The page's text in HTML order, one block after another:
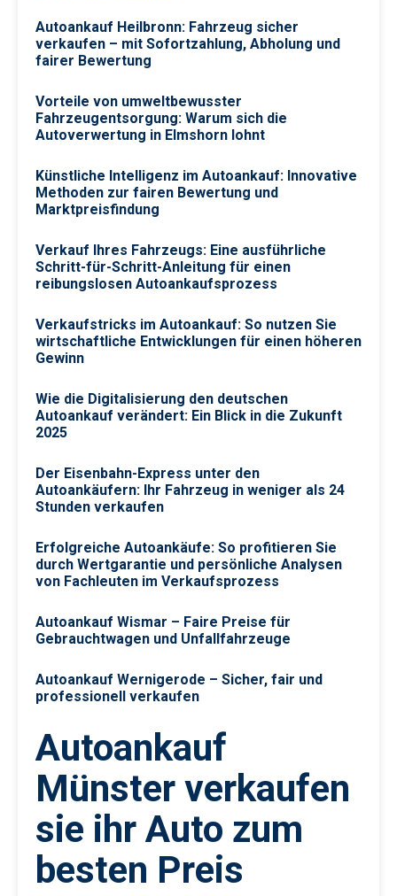
Autoankauf Heilbronn: Fahrzeug sicher
verkaufen – mit Sofortzahlung, Abholung und
fairer Bewertung
Vorteile von umweltbewusster
Fahrzeugentsorgung: Warum sich die
Autoverwertung in Elmshorn lohnt
Künstliche Intelligenz im Autoankauf: Innovative
Methoden zur fairen Bewertung und
Marktpreisfindung
Verkauf Ihres Fahrzeugs: Eine ausführliche
Schritt-für-Schritt-Anleitung für einen
reibungslosen Autoankaufsprozess
Verkaufstricks im Autoankauf: So nutzen Sie
wirtschaftliche Entwicklungen für einen höheren
Gewinn
Wie die Digitalisierung den deutschen
Autoankauf verändert: Ein Blick in die Zukunft
2025
Der Eisenbahn-Express unter den
Autoankäufern: Ihr Fahrzeug in weniger als 24
Stunden verkaufen
Erfolgreiche Autoankäufe: So profitieren Sie
durch Wertgarantie und persönliche Analysen
von Fachleuten im Verkaufsprozess
Autoankauf Wismar – Faire Preise für
Gebrauchtwagen und Unfallfahrzeuge
Autoankauf Wernigerode – Sicher, fair und
professionell verkaufen
Autoankauf
Münster verkaufen
sie ihr Auto zum
besten Preis